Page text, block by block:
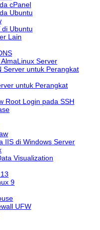
cPanel
Ubuntu
Ubuntu
Lain
Server
Server untuk Perangkat
untuk Perangkat
Root Login pada SSH
IIS di Windows Server
Visualization
9
UFW